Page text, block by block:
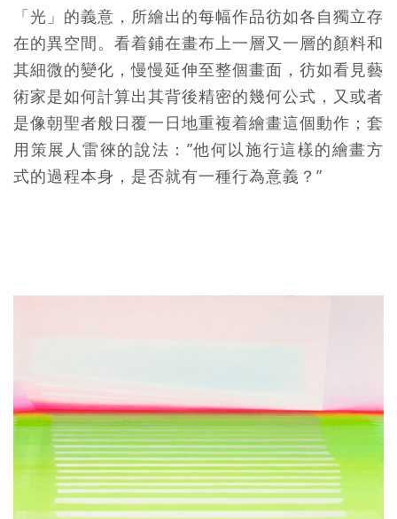
「光」的義意，所繪出的每幅作品彷如各自獨立存
在的異空間。看着鋪在畫布上一層又一層的顏料和
其細微的變化，慢慢延伸至整個畫面，彷如看見藝
術家是如何計算出其背後精密的幾何公式，又或者
是像朝聖者般日覆一日地重複着繪畫這個動作；套
用策展人雷徠的說法：”他何以施行這樣的繪畫方
式的過程本身，是否就有一種行為意義？”